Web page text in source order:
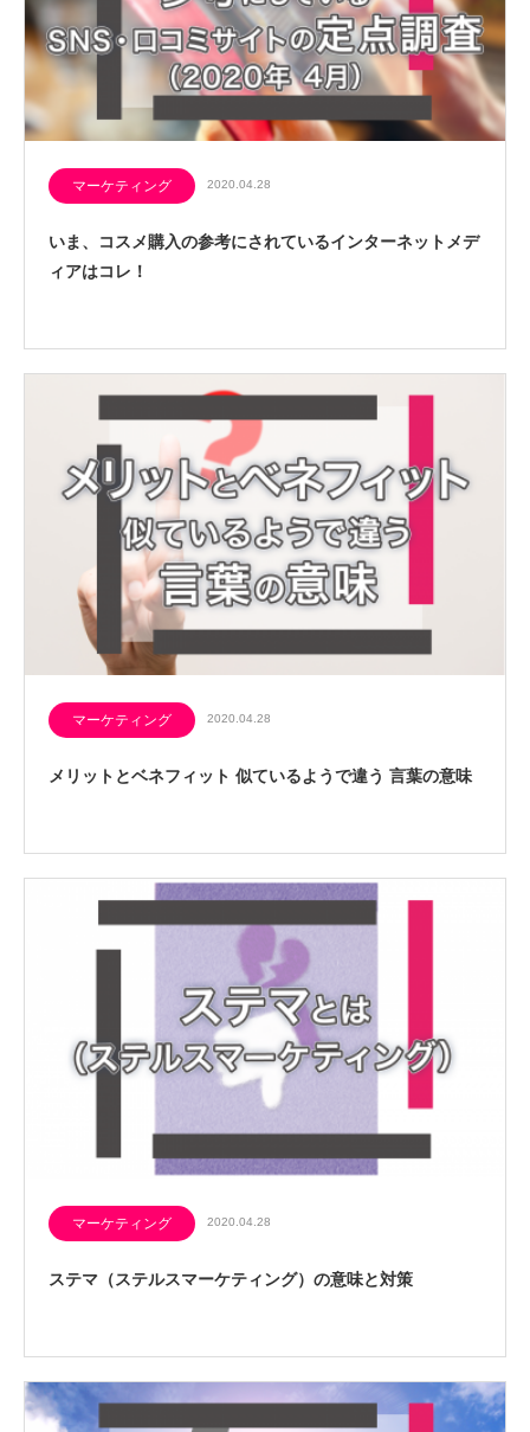
マーケティング 2020.04.28
いま、コスメ購入の参考にされているインターネットメデ
ィアはコレ！
マーケティング 2020.04.28
メリットとベネフィット 似ているようで違う 言葉の意味
マーケティング 2020.04.28
ステマ（ステルスマーケティング）の意味と対策